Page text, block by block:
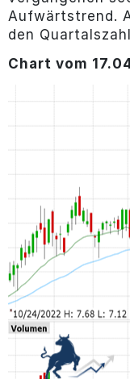
Aufwärtstrend.
den
Chart vom